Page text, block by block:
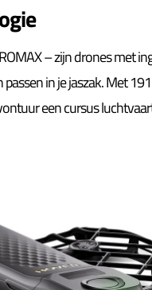
– zijn drones met
in je jaszak. Met
een cursus